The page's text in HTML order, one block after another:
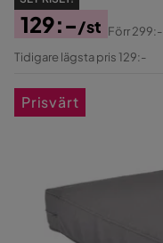
Pris
129:-/st
Original
Förr299:-
Tidigare lägsta pris 129:-
Prisvärt